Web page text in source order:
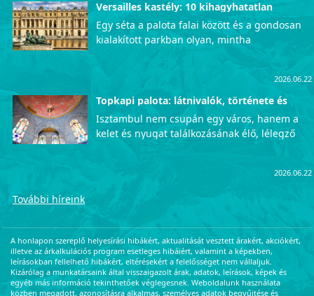
Versailles kastély: 10 kihagyhatatlan
látnivaló
Egy séta a palota falai között és a gondosan
kialakított parkban olyan, mintha
francia udvar fényűző mindennapjaiba. Azok
számára, akik szeretnék személyesen is
megtapasztalni ezt az uralkodói pompát, a
lenyűgöző Versailles-i kastély garantáltan
életre szóló, mély kulturális élményekkel
ajándékozza meg a látogatókat. Íme a
semmiképpen sem szabad kihagynotok a
2026.06.22
Topkapi palota: látnivalók, története és
érdekességek
Isztambul nem csupán egy város, hanem a
kelet és nyugat találkozásának élő, lélegző
a Boszporusz partján, amely önmagában
csapásra a múltban találjuk magunkat. Ez a
helyszín jóval több egy egyszerű kiállításnál:
egy varázslatos időutazás, amely egyenesen
a szultánok fényűző és titokzatos világába
2026.06.22
További híreink
A honlapon szereplő helyesírási hibákért, aktualitását vesztett árakért, akciókért,
illetve az árkalkulációs program esetleges hibáiért, valamint a képekben,
leírásokban fellelhető hibákért, eltérésekért a felelősséget nem vállaljuk.
Kizárólag a munkatársaink által visszaigazolt árak, adatok, leírások, képek és
egyéb más információ tekinthetőek véglegesnek. Weboldalunk használata
közben megadott, azonosításra alkalmas, személyes adatok begyűjtése és